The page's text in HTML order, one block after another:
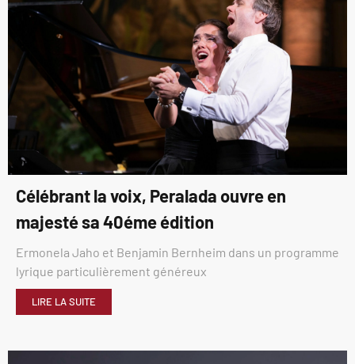
Célébrant la voix, Peralada ouvre en
majesté sa 40éme édition
Ermonela Jaho et Benjamin Bernheim dans un programme
lyrique particulièrement généreux
LIRE LA SUITE